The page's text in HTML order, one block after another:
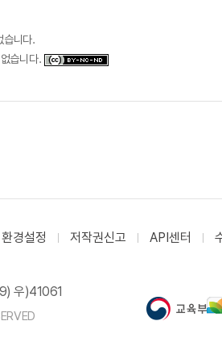
습니다.
습니다.
경설정 저작권신고 API센터
우)41061